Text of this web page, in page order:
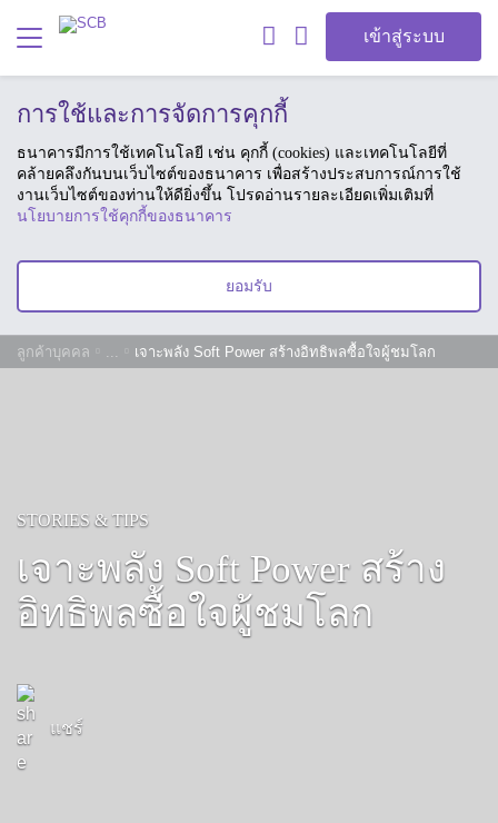
เข้าสู่ระบบ
การใช้และการจัดการคุกกี้
ธนาคารมีการใช้เทคโนโลยี เช่น คุกกี้ (cookies) และเทคโนโลยีที่
คล้ายคลึงกันบนเว็บไซต์ของธนาคาร เพื่อสร้างประสบการณ์การใช้
งานเว็บไซต์ของท่านให้ดียิ่งขึ้น โปรดอ่านรายละเอียดเพิ่มเติมที่
นโยบายการใช้คุกกี้ของธนาคาร
ยอมรับ
ลูกค้าบุคคล ... เจาะพลัง Soft Power สร้างอิทธิพลซื้อใจผู้ชมโลก
STORIES & TIPS
เจาะพลัง Soft Power สร้าง
อิทธิพลซื้อใจผู้ชมโลก
แชร์